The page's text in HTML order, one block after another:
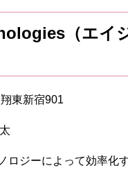
（エイ
東新宿901
ロジーによって効率化